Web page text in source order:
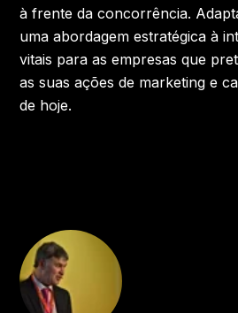
à frente da concorrência.
uma abordagem estratégica à
vitais para as empresas que
as suas ações de marketing e
de hoje.